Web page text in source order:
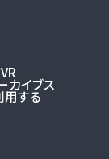
カイブス
する